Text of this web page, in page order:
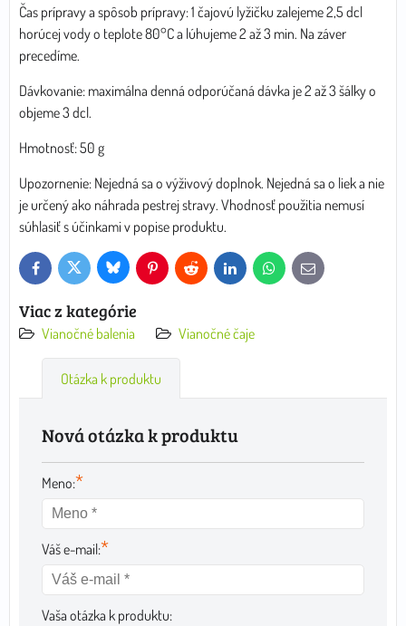
Čas prípravy a spôsob prípravy: 1 čajovú lyžičku zalejeme 2,5 dcl
horúcej vody o teplote 80°C a lúhujeme 2 až 3 min. Na záver
precedíme.
Dávkovanie: maximálna denná odporúčaná dávka je 2 až 3 šálky o
objeme 3 dcl.
Hmotnosť: 50 g
Upozornenie: Nejedná sa o výživový doplnok. Nejedná sa o liek a nie
je určený ako náhrada pestrej stravy. Vhodnosť použitia nemusí
súhlasiť s účinkami v popise produktu.
FacebookTwitter Bluesky PinterestReddit LinkedInWhatsApp
E-
mail
Viac z kategórie
Vianočné balenia Vianočné čaje
Otázka k produktu
Nová otázka k produktu
Meno:*
Váš e-mail:*
Vaša otázka k produktu: